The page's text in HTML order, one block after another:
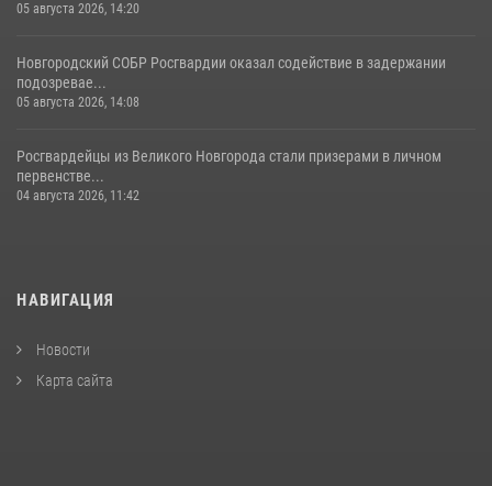
05 августа 2026, 14:20
Новгородский СОБР Росгвардии оказал содействие в задержании
подозревае...
05 августа 2026, 14:08
Росгвардейцы из Великого Новгорода стали призерами в личном
первенстве...
04 августа 2026, 11:42
НАВИГАЦИЯ
Новости
Карта сайта